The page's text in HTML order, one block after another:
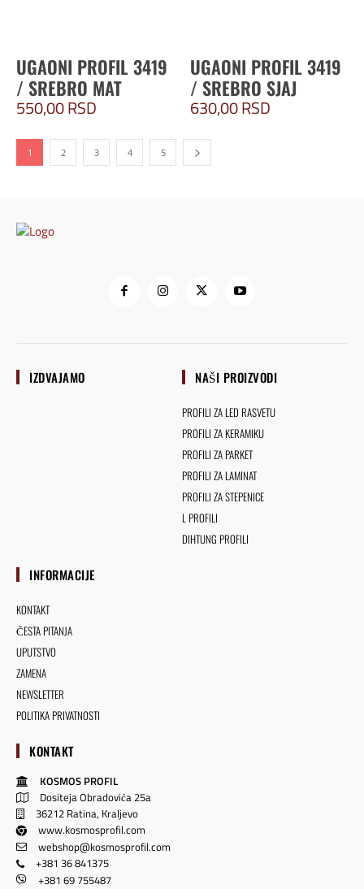
UGAONI PROFIL 3419
/ SREBRO MAT
550,00RSD
UGAONI PROFIL 3419
/ SREBRO SJAJ
630,00RSD
1 2 3 4 5
IZDVAJAMO NAŠI PROIZVODI
PROFILI ZA LED RASVETU
PROFILI ZA KERAMIKU
PROFILI ZA PARKET
PROFILI ZA LAMINAT
PROFILI ZA STEPENICE
L PROFILI
DIHTUNG PROFILI
INFORMACIJE
KONTAKT
ČESTA PITANJA
UPUTSTVO
ZAMENA
NEWSLETTER
POLITIKA PRIVATNOSTI
KONTAKT
KOSMOS PROFIL
Dositeja Obradovića 25a
36212 Ratina, Kraljevo
www.kosmosprofil.com
webshop@kosmosprofil.com
+381 36 841375
+381 69 755487